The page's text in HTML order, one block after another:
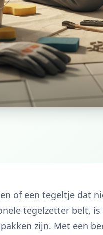
of een tegeltje dat
tegelzetter belt,
zijn. Met een